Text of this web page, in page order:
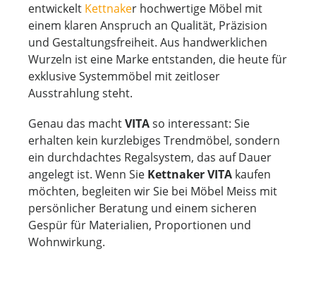
entwickelt Kettnaker hochwertige Möbel mit
einem klaren Anspruch an Qualität, Präzision
und Gestaltungsfreiheit. Aus handwerklichen
Wurzeln ist eine Marke entstanden, die heute für
exklusive Systemmöbel mit zeitloser
Ausstrahlung steht.
Genau das machtVITAso interessant: Sie
erhalten kein kurzlebiges Trendmöbel, sondern
ein durchdachtes Regalsystem, das auf Dauer
angelegt ist. Wenn Sie Kettnaker VITA kaufen
möchten, begleiten wir Sie bei Möbel Meiss mit
persönlicher Beratung und einem sicheren
Gespür für Materialien, Proportionen und
Wohnwirkung.